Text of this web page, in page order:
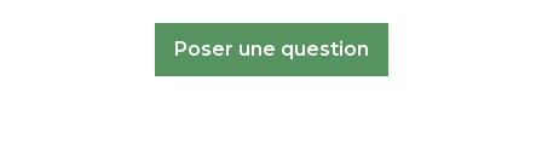
Poser une question